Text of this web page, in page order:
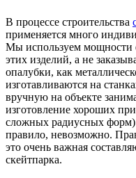
В процессе строительства
применяется много
Мы используем мощности
этих изделий, а не
опалубки, как
изготавливаются на
вручную на объекте
изготовление хороших
сложных радиусных форм)
правило, невозможно.
это очень важная
скейтпарка.